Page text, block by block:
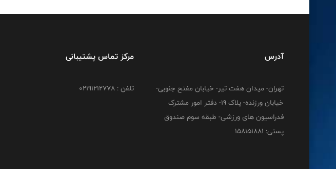
آدرس
تهران- میدان هفت تیر- خیابان مفتح جنوبی-
خیابان ورزنده- پلاک 19- دفتر امور مشترک
فدراسیون های ورزشی- طبقه سوم صندوق
پستی: 158151881
مرکز تماس پشتیبانی
تلفن : 02191212778